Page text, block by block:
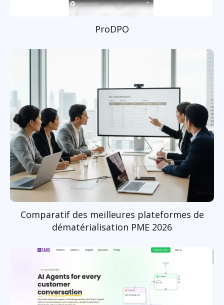
ProDPO
Comparatif des meilleures plateformes de
dématérialisation PME 2026